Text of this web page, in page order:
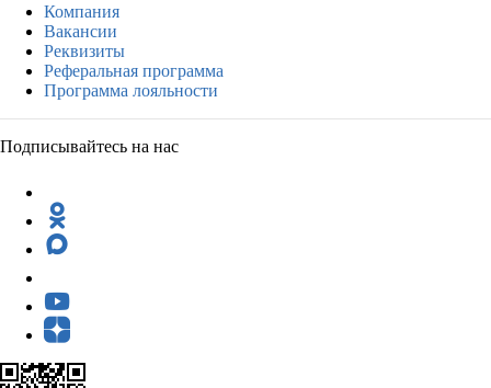
Компания
Вакансии
Реквизиты
Реферальная программа
Программа лояльности
Подписывайтесь на нас